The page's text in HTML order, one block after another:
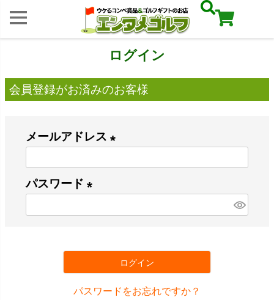
ログイン
会員登録がお済みのお客様
メールアドレス
パスワード
須
ログイン
パスワードをお忘れですか？